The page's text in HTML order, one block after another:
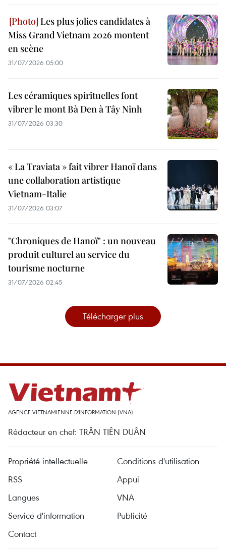
Les plus jolies candidates à
Miss Grand Vietnam 2026 montent
en scène
31/07/2026 05:00
Les céramiques spirituelles font
vibrer le mont Bà Den à Tây Ninh
31/07/2026 03:30
« La Traviata » fait vibrer Hanoï dans
une collaboration artistique
Vietnam-Italie
31/07/2026 03:07
"Chroniques de Hanoï" : un nouveau
produit culturel au service du
tourisme nocturne
31/07/2026 02:45
Télécharger plus
AGENCE VIETNAMIENNE D'INFORMATION (VNA)
Rédacteur en chef: TRÂN TIÊN DUÂN
Propriété intellectuelle
Conditions d'utilisation
RSS
Appui
Langues
VNA
Service d'information
Publicité
Contact